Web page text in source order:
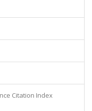
Citation Index